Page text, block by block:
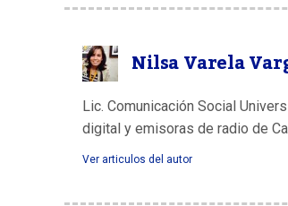
Nilsa Varela
Lic. Comunicación Social
digital y emisoras de radio de
Ver articulos del autor